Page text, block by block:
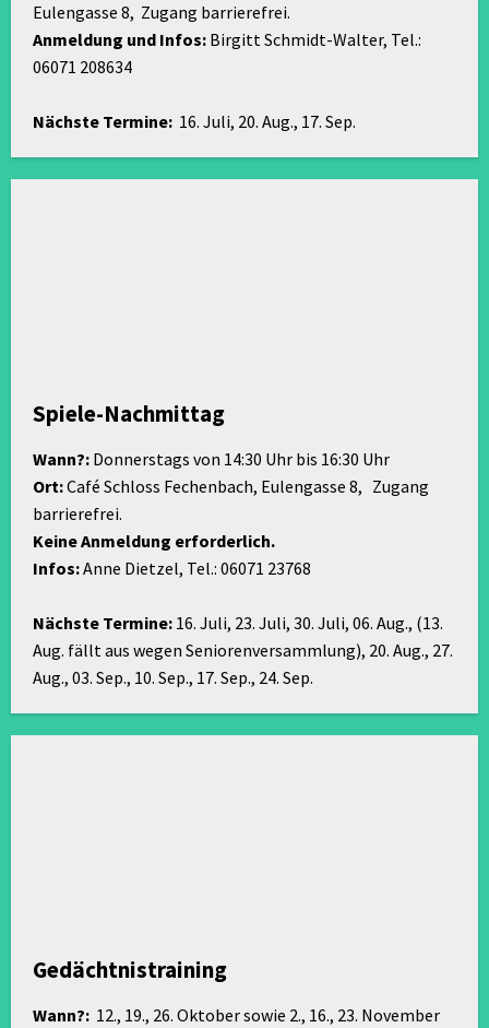
Eulengasse 8, Zugang barrierefrei.
Anmeldung und Infos: Birgitt Schmidt-Walter, Tel.:
06071 208634
Nächste Termine: 16. Juli, 20. Aug., 17. Sep.
Spiele-Nachmittag
Wann?: Donnerstags von 14:30 Uhr bis 16:30 Uhr
Ort:Café Schloss Fechenbach, Eulengasse 8, Zugang
barrierefrei.
Keine Anmeldung erforderlich.
Infos:Anne Dietzel, Tel.: 06071 23768
Nächste Termine: 16. Juli, 23. Juli, 30. Juli, 06. Aug., (13.
Aug. fällt aus wegen Seniorenversammlung), 20. Aug., 27.
Aug., 03. Sep., 10. Sep., 17. Sep., 24. Sep.
Gedächtnistraining
Wann?: 12., 19., 26. Oktober sowie 2., 16., 23. November